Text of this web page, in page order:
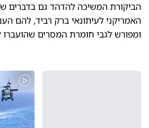
​הביקורת המשיכה להדהד גם בדברים
האמריקני לעיתונאי ברק רביד, להם
ומפורש לגבי חומרת המסרים שהועברו